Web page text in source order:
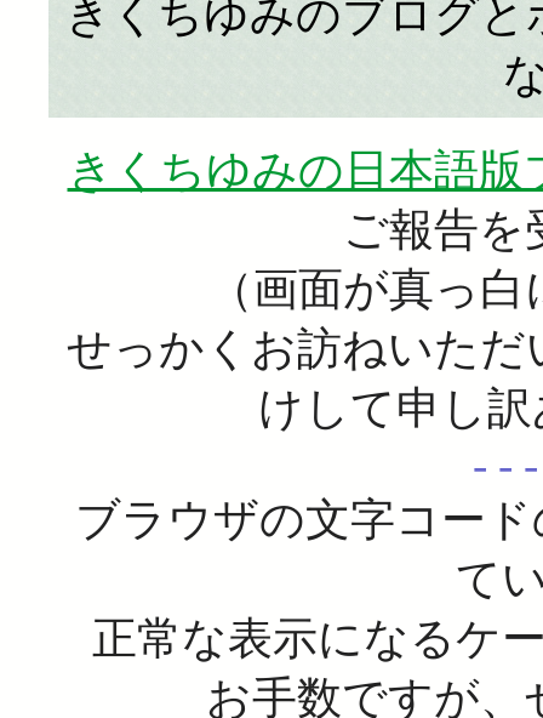
きくちゆみのブログ
きくちゆみの日本語版
ご報告を
（画面が真っ
せっかくお訪ねいた
けして申し
- -
ブラウザの文字コー
て
正常な表示になるケ
お手数ですが